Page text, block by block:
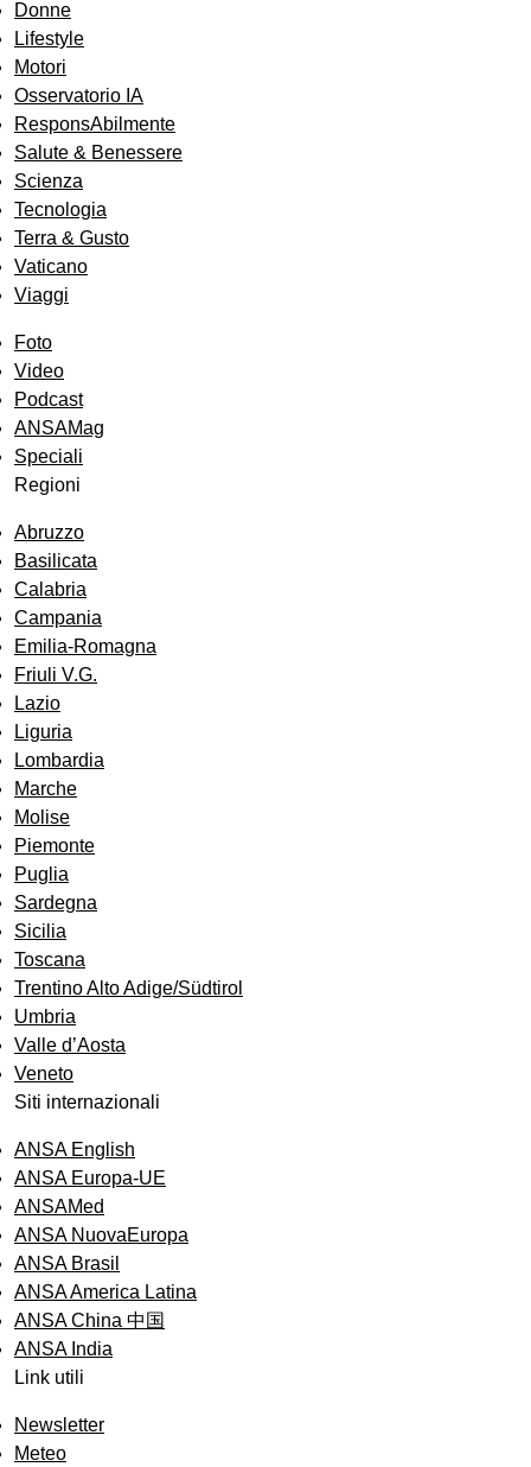
Donne
Lifestyle
Motori
Osservatorio IA
ResponsAbilmente
Salute & Benessere
Scienza
Tecnologia
Terra & Gusto
Vaticano
Viaggi
Foto
Video
Podcast
ANSAMag
Speciali
Regioni
Abruzzo
Basilicata
Calabria
Campania
Emilia-Romagna
Friuli V.G.
Lazio
Liguria
Lombardia
Marche
Molise
Piemonte
Puglia
Sardegna
Sicilia
Toscana
Trentino Alto Adige/Südtirol
Umbria
Valle d’Aosta
Veneto
Siti internazionali
ANSA English
ANSA Europa-UE
ANSAMed
ANSA NuovaEuropa
ANSA Brasil
ANSA America Latina
ANSA China 中国
ANSA India
Link utili
Newsletter
Meteo